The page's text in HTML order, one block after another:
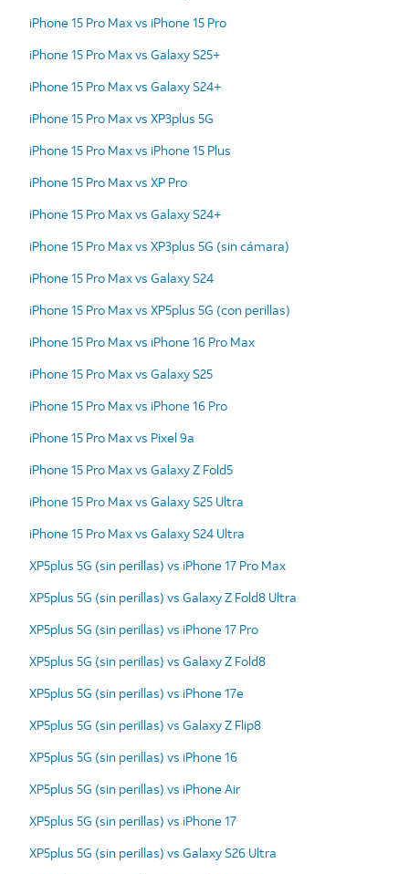
iPhone 15 Pro Max vs iPhone 15 Pro
iPhone 15 Pro Max vs Galaxy S25+
iPhone 15 Pro Max vs Galaxy S24+
iPhone 15 Pro Max vs XP3plus 5G
iPhone 15 Pro Max vs iPhone 15 Plus
iPhone 15 Pro Max vs XP Pro
iPhone 15 Pro Max vs Galaxy S24+
iPhone 15 Pro Max vs XP3plus 5G (sin cámara)
iPhone 15 Pro Max vs Galaxy S24
iPhone 15 Pro Max vs XP5plus 5G (con perillas)
iPhone 15 Pro Max vs iPhone 16 Pro Max
iPhone 15 Pro Max vs Galaxy S25
iPhone 15 Pro Max vs iPhone 16 Pro
iPhone 15 Pro Max vs Pixel 9a
iPhone 15 Pro Max vs Galaxy Z Fold5
iPhone 15 Pro Max vs Galaxy S25 Ultra
iPhone 15 Pro Max vs Galaxy S24 Ultra
XP5plus 5G (sin perillas) vs iPhone 17 Pro Max
XP5plus 5G (sin perillas) vs Galaxy Z Fold8 Ultra
XP5plus 5G (sin perillas) vs iPhone 17 Pro
XP5plus 5G (sin perillas) vs Galaxy Z Fold8
XP5plus 5G (sin perillas) vs iPhone 17e
XP5plus 5G (sin perillas) vs Galaxy Z Flip8
XP5plus 5G (sin perillas) vs iPhone 16
XP5plus 5G (sin perillas) vs iPhone Air
XP5plus 5G (sin perillas) vs iPhone 17
XP5plus 5G (sin perillas) vs Galaxy S26 Ultra